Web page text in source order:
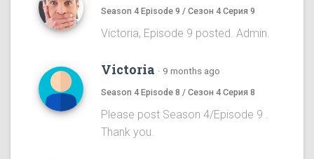
Season 4 Episode 9 / Сезон 4 Серия 9
Victoria, Episode 9 posted. Admin.
Victoria · 9 months ago
Season 4 Episode 8 / Сезон 4 Серия 8
Please post Season 4/Episode 9 .
Thank you.